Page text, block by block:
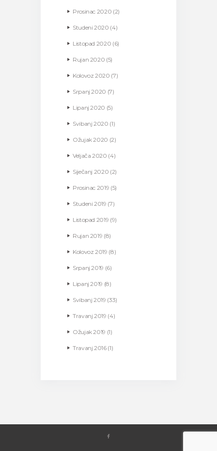
Prosinac 2020 (2)
Studeni2020 (4)
Listopad 2020 (6)
Rujan 2020 (5)
Kolovoz2020 (7)
Srpanj2020 (7)
Lipanj2020 (5)
Svibanj2020 (1)
Ožujak2020 (2)
Veljača2020 (4)
Siječanj 2020 (2)
Prosinac 2019 (5)
Studeni2019 (7)
Listopad 2019 (9)
Rujan 2019 (8)
Kolovoz2019 (8)
Srpanj2019 (6)
Lipanj2019 (8)
Svibanj2019 (33)
Travanj2019 (4)
Ožujak2019 (1)
Travanj2016(1)